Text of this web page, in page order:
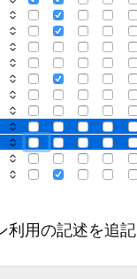
利用の記述を追記